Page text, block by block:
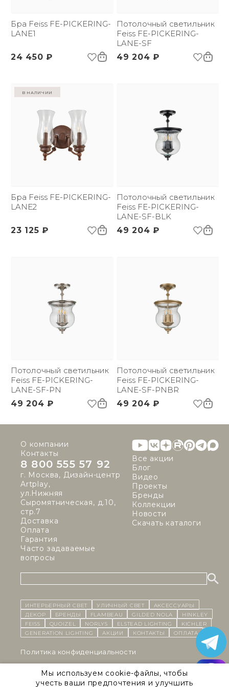
Вес брутто, кг:
0
Бра Feiss FE-PICKERING-
LANE1
24 450 ₽
Потолочный светильник
Feiss FE-PICKERING-
LANE-SF
49 204 ₽
в наличии
Бра Feiss FE-PICKERING-
LANE2
23 125 ₽
Потолочный светильник
Feiss FE-PICKERING-
LANE-SF-BLK
49 204 ₽
Потолочный светильник
Feiss FE-PICKERING-
LANE-SF-PN
49 204 ₽
Потолочный светильник
Feiss FE-PICKERING-
LANE-SF-PNBR
49 204 ₽
О компании
Контакты
8 800 555 57 92
г. Москва, Дизайн-центр
Artplay,
ул.Нижняя
Сыромятническая, д.10,
стр.7
Доставка
Оплата
Гарантия
Часто задаваемые
вопросы
Все акции
Блог
Видео
Проекты
Бренды
Коллекции
Новости
Скачать каталоги
ИНТЕРЬЕРНЫЙ СВЕТ уличный СВЕТ
Аксессуары
декор
бренды Flambeau Gilded Nola
Hinkley
Feiss
Quoizel Norlys Elstead Lighting
Kichler
Generation Lighting
Акции контакты Оплата
Политика конфиденциальности
Cоглашение на обработку персональных данных
Мы используем cookie-файлы, чтобы
учесть ваши предпочтения и улучшить